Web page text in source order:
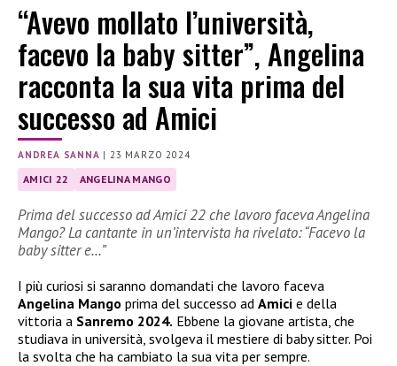
“Avevo mollato l’università,
facevo la baby sitter”, Angelina
racconta la sua vita prima del
successo ad Amici
ANDREA SANNA |23 MARZO 2024
AMICI 22 ANGELINA MANGO
Prima del successo ad Amici 22 che lavoro faceva Angelina
Mango? La cantante in un’intervista ha rivelato: “Facevo la
baby sitter e…”
I più curiosi si saranno domandati che lavoro faceva
Angelina Mango prima del successo ad Amici e della
vittoria a Sanremo 2024. Ebbene la giovane artista, che
studiava in università, svolgeva il mestiere di baby sitter. Poi
la svolta che ha cambiato la sua vita per sempre.